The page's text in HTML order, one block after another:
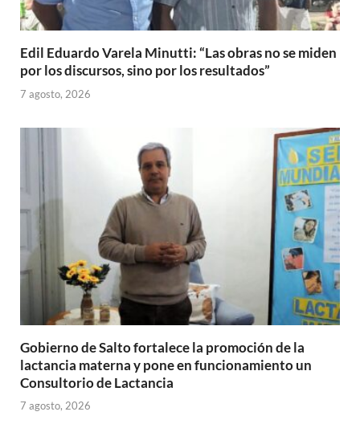
Edil Eduardo Varela Minutti: “Las obras no se miden
por los discursos, sino por los resultados”
7 agosto, 2026
Gobierno de Salto fortalece la promoción de la
lactancia materna y pone en funcionamiento un
Consultorio de Lactancia
7 agosto, 2026